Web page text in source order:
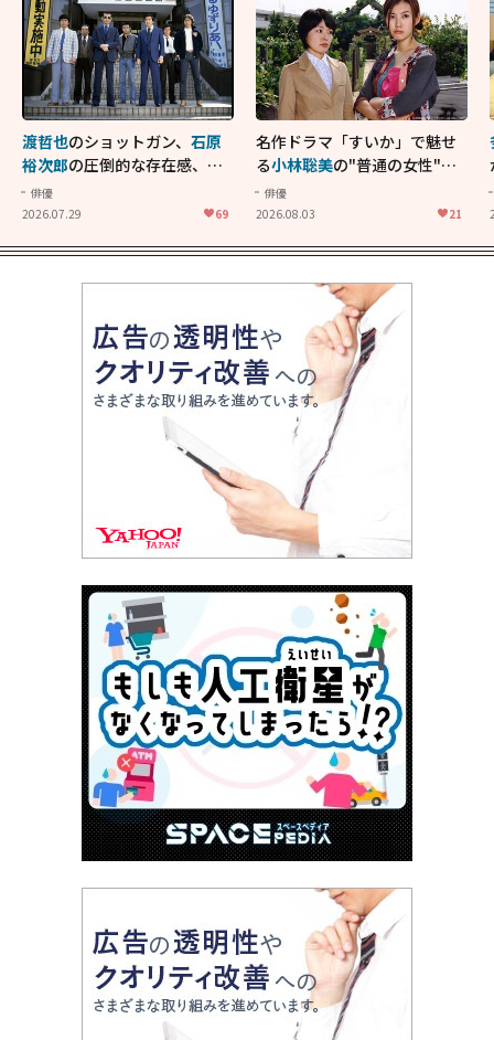
渡哲也のショットガン、 石原
裕次郎の圧倒的な存在感、 舘
ひろし
ン！"大門軍団"のカッコよさ
II」
俳優
2026.07.29
69
名作ドラマ「すいか」で魅せ
る小林聡美の"普通の女性"が
大人に刺さる...映画「かもめ
食堂」にも通じる静かな芝居
俳優
2026.08.03
21